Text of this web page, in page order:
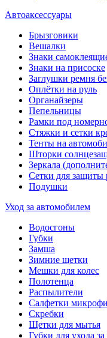
Автоаксессуары
Брызговики
Вешалки
Знаки
Знаки на присоске
Заглушки ремня
Оплётки на руль
Органайзеры
Пепельницы
Рамки под
Стяжки и сетки
Тенты на
Шторки
Зеркала
Сетки для защиты
Подушки
Уход за автомобилем
Водосгоны
Губки
Замша
Зимние щетки
Мешки для колес
Полотенца
Распылители
Салфетки
Скребки
Щетки для мытья
Губки для ухода